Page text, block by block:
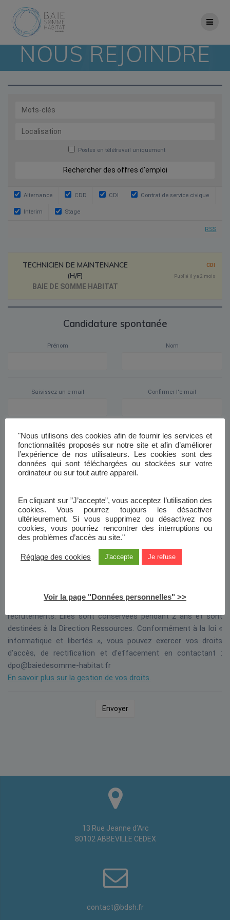
NOUS REJOINDRE
Postes en télétravail uniquement
Alternance CDD CDI Contrat de service civique
Interim Stage
RSS
TECHNICIEN DE MAINTENANCE
(H/F)
BAIE DE SOMME HABITAT
CDI
Publié il y a 2 mois
Candidature spontanée
Prénom Nom
Saisissez un e-mail Confirmer l'e-mail
Poste recherché
Déposez votre lettre de motivation :
RGPD
J’accepte la politique de confidentialité.
enregistrées dans un fichier informatisé par Baie de Somme
Habitat – OPH de la Baie de Somme pour la gestion des
recrutements. Elles sont conservées pendant 2 ans et sont
destinées à la Direction Ressources. Conformément à la loi «
informatique et libertés », vous pouvez exercer vos droits
d’accès, de rectification et d'effacement en contactant :
dpo@baiedesomme-habitat.fr
En savoir plus sur la gestion de vos droits.
13 Rue Jeanne d’Arc
80102 ABBEVILLE CEDEX
contact@bdsh.fr
"Nous utilisons des cookies afin de fournir les services et
fonctionnalités proposés sur notre site et afin d’améliorer
l’expérience de nos utilisateurs. Les cookies sont des
données qui sont téléchargées ou stockées sur votre
ordinateur ou sur tout autre appareil.
En cliquant sur ”J’accepte”, vous acceptez l’utilisation des
cookies. Vous pourrez toujours les désactiver
ultérieurement. Si vous supprimez ou désactivez nos
cookies, vous pourriez rencontrer des interruptions ou
des problèmes d’accès au site."
Réglage des cookies J'accepte Je refuse
Voir la page "Données personnelles" >>